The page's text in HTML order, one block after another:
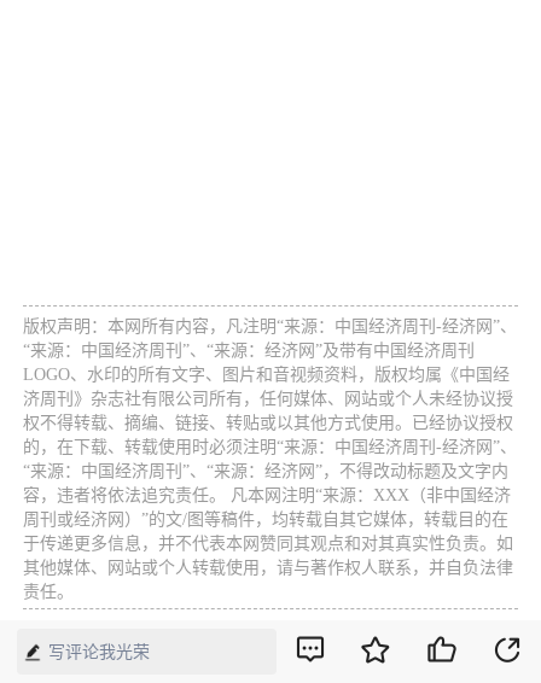
版权声明：本网所有内容，凡注明“来源：中国经济周刊-经济网”、
“来源：中国经济周刊”、“来源：经济网”及带有中国经济周刊
LOGO、水印的所有文字、图片和音视频资料，版权均属《中国经
济周刊》杂志社有限公司所有，任何媒体、网站或个人未经协议授
权不得转载、摘编、链接、转贴或以其他方式使用。已经协议授权
的，在下载、转载使用时必须注明“来源：中国经济周刊-经济网”、
“来源：中国经济周刊”、“来源：经济网”，不得改动标题及文字内
容，违者将依法追究责任。 凡本网注明“来源：XXX（非中国经济
周刊或经济网）”的文/图等稿件，均转载自其它媒体，转载目的在
于传递更多信息，并不代表本网赞同其观点和对其真实性负责。如
其他媒体、网站或个人转载使用，请与著作权人联系，并自负法律
责任。
写评论我光荣